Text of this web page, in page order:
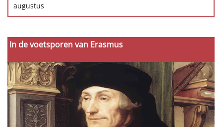
In de voetsporen van Erasmus
augustus